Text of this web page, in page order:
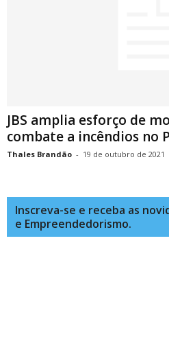
JBS amplia esforço de
combate a incêndios no
Thales Brandão - 19 de outubro de 2021
Inscreva-se e receba as
e Empreendedorismo.